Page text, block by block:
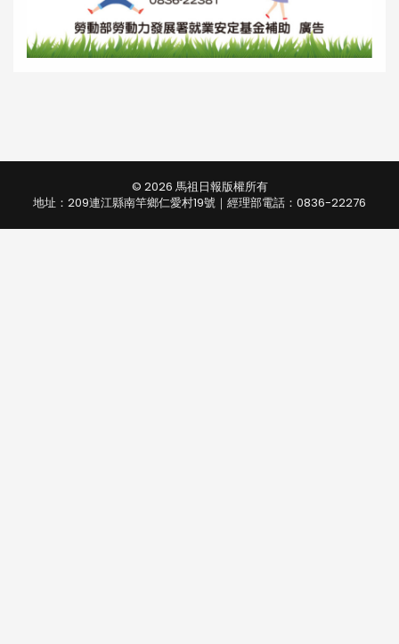
© 2026 馬祖日報版權所有
地址：209連江縣南竿鄉仁愛村19號｜經理部電話：0836-22276